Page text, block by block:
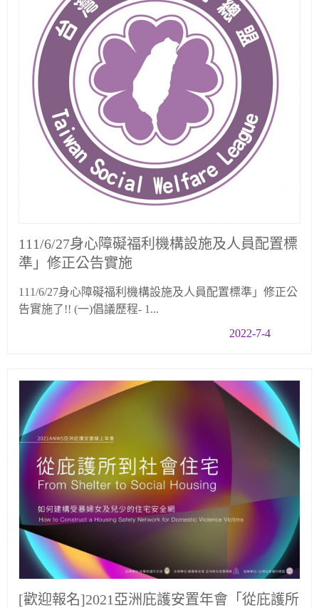
111/6/27身心障礙福利機構設施及人員配置標
準」修正公告實施
111/6/27身心障礙福利機構設施及人員配置標準」修正公
告實施了!! (一)倡議歷程- 1...
2022-7-4
[歡迎報名]2021亞洲庇護安置年會「從庇護所